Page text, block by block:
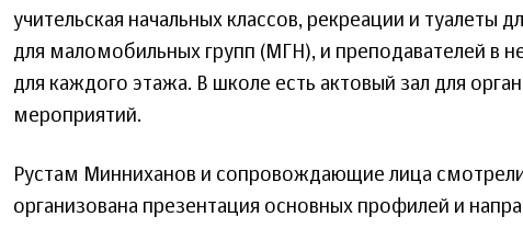
учительская начальных классов, рекреации и туалеты
для маломобильных групп (МГН), и преподавателей в
для каждого этажа. В школе есть актовый зал для
мероприятий.
Рустам Минниханов и сопровождающие лица
организована презентация основных профилей и